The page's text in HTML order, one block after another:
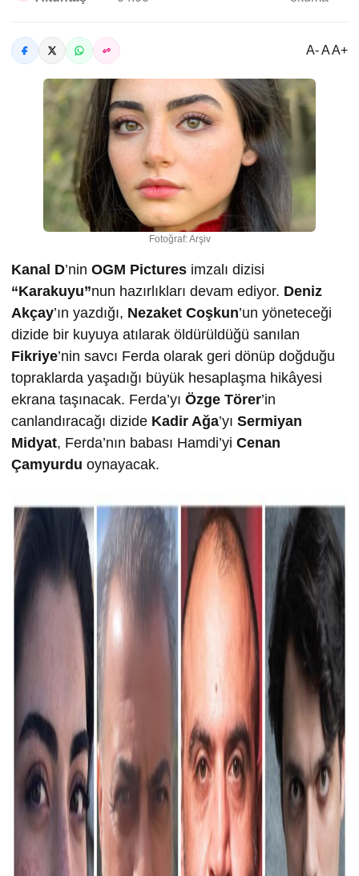
A- A A+
Fotoğraf: Arşiv
Kanal D’nin OGM Pictures imzalı dizisi
“Karakuyu”nun hazırlıkları devam ediyor. Deniz
Akçay’ın yazdığı, Nezaket Coşkun’un yöneteceği
dizide bir kuyuya atılarak öldürüldüğü sanılan
Fikriye’nin savcı Ferda olarak geri dönüp doğduğu
topraklarda yaşadığı büyük hesaplaşma hikâyesi
ekrana taşınacak. Ferda’yı Özge Törer’in
canlandıracağı dizide Kadir Ağa’yı Sermiyan
Midyat, Ferda’nın babası Hamdi’yi Cenan
Çamyurdu oynayacak.